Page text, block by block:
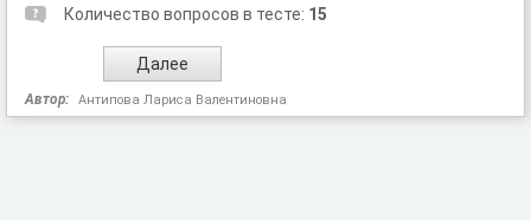
Количество вопросов в тесте: 15
Автор: Антипова Лариса Валентиновна